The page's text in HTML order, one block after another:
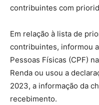
contribuintes com
Em relação à lista de
contribuintes, informou
Pessoas Físicas (CPF)
Renda ou usou a
2023, a informação da
recebimento.